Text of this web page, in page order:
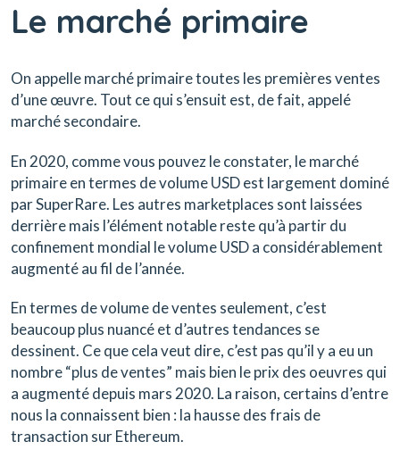
Le marché primaire
On appelle marché primaire toutes les premières ventes
d’une œuvre. Tout ce qui s’ensuit est, de fait, appelé
marché secondaire.
En 2020, comme vous pouvez le constater, le marché
primaire en termes de volume USD est largement dominé
par SuperRare. Les autres marketplaces sont laissées
derrière mais l’élément notable reste qu’à partir du
confinement mondial le volume USD a considérablement
augmenté au fil de l’année.
En termes de volume de ventes seulement, c’est
beaucoup plus nuancé et d’autres tendances se
dessinent. Ce que cela veut dire, c’est pas qu’il y a eu un
nombre “plus de ventes” mais bien le prix des oeuvres qui
a augmenté depuis mars 2020. La raison, certains d’entre
nous la connaissent bien : la hausse des frais de
transaction sur Ethereum.